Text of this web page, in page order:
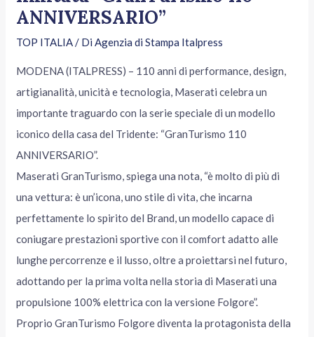
ANNIVERSARIO”
TOP ITALIA/ DiAgenzia di Stampa Italpress
MODENA (ITALPRESS) – 110 anni di performance, design,
artigianalità, unicità e tecnologia, Maserati celebra un
importante traguardo con la serie speciale di un modello
iconico della casa del Tridente: “GranTurismo 110
ANNIVERSARIO”.
Maserati GranTurismo, spiega una nota, “è molto di più di
una vettura: è un’icona, uno stile di vita, che incarna
perfettamente lo spirito del Brand, un modello capace di
coniugare prestazioni sportive con il comfort adatto alle
lunghe percorrenze e il lusso, oltre a proiettarsi nel futuro,
adottando per la prima volta nella storia di Maserati una
propulsione 100% elettrica con la versione Folgore”.
Proprio GranTurismo Folgore diventa la protagonista della